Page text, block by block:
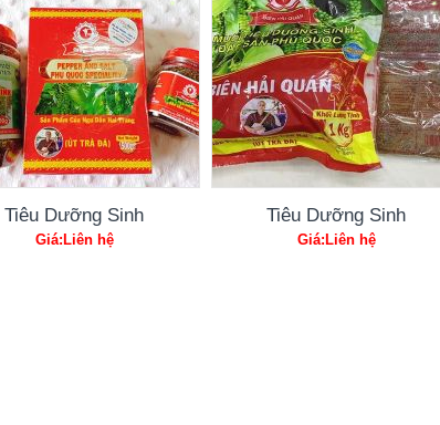
Tiêu Dưỡng Sinh
Giá:Liên hệ
Tiêu Dưỡng Sinh
Giá:Liên hệ